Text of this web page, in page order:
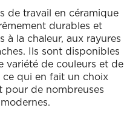
de travail en céramique
durables et
à la chaleur, aux rayures
Ils sont disponibles
variété de couleurs et de
ce qui en fait un choix
pour de nombreuses